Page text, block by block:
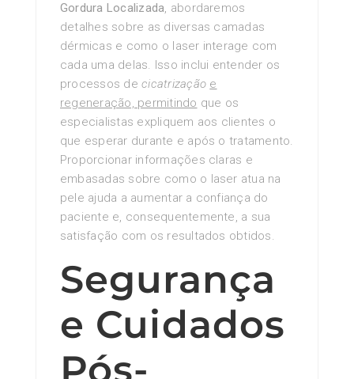
Gordura Localizada, abordaremos
detalhes sobre as diversas camadas
dérmicas e como o laser interage com
cada uma delas. Isso inclui entender os
processos decicatrização e
regeneração, permitindo que os
especialistas expliquem aos clientes o
que esperar durante e após o tratamento.
Proporcionar informações claras e
embasadas sobre como o laser atua na
pele ajuda a aumentar a confiança do
paciente e, consequentemente, a sua
satisfação com os resultados obtidos.
Segurança
e Cuidados
Pós-